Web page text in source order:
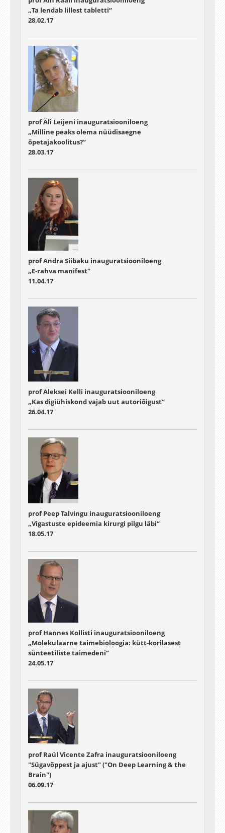
„Ta lendab lillest tabletti“
28.02.17
prof Äli Leijeni inauguratsiooniloeng
„Milline peaks olema nüüdisaegne
õpetajakoolitus?“
28.03.17
prof Andra Siibaku inauguratsiooniloeng
„E-rahva manifest“
11.04.17
prof Aleksei Kelli inauguratsiooniloeng
„Kas digiühiskond vajab uut autoriõigust“
26.04.17
prof Peep Talvingu inauguratsiooniloeng
„Vigastuste epideemia kirurgi pilgu läbi“
18.05.17
prof Hannes Kollisti inauguratsiooniloeng
„Molekulaarne taimebioloogia: kütt-korilasest
sünteetiliste taimedeni“
24.05.17
prof Raúl Vicente Zafra inauguratsiooniloeng
"Sügavõppest ja ajust" ("On Deep Learning & the
Brain")
06.09.17